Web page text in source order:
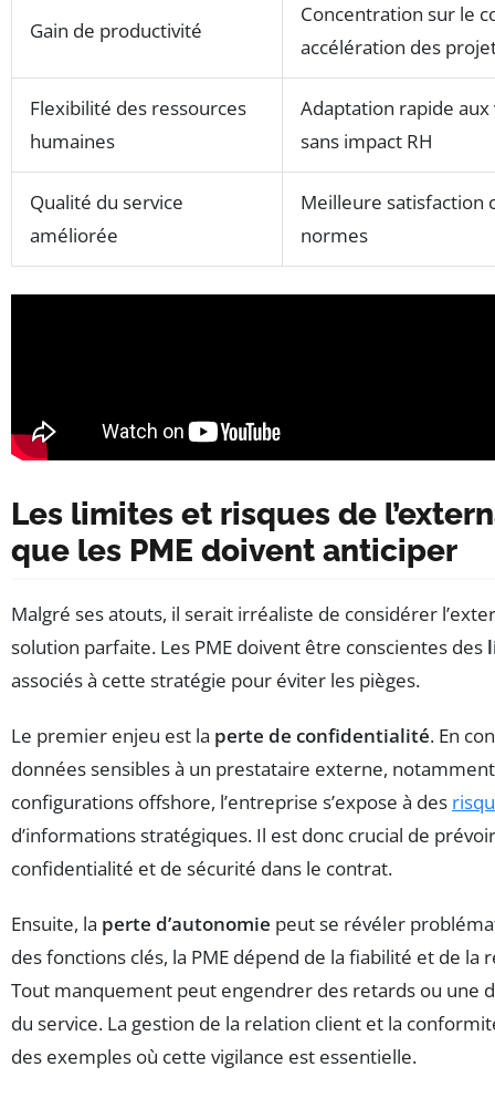
Gain de productivité
Concentration sur le
accélération des
Flexibilité des ressources
humaines
Adaptation rapide aux
sans impact RH
Qualité du service
améliorée
Meilleure satisfaction
normes
Les limites et risques de
que les PME doivent anticiper
Malgré ses atouts, il serait irréaliste de considérer
solution parfaite. Les PME doivent être conscientes des
associés à cette stratégie pour éviter les pièges.
Le premier enjeu est la perte de confidentialité. En
données sensibles à un prestataire externe,
configurations offshore, l’entreprise s’expose à des
d’informations stratégiques. Il est donc crucial de
confidentialité et de sécurité dans le contrat.
Ensuite, la perte d’autonomie peut se révéler
des fonctions clés, la PME dépend de la fiabilité et de la
Tout manquement peut engendrer des retards ou une
du service. La gestion de la relation client et la
des exemples où cette vigilance est essentielle.